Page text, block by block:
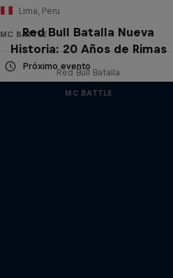
Lima, Peru
MC BATTLE
Próximo evento
Red Bull Batalla Nueva
Historia: 20 Años de Rimas
Red Bull Batalla
MC BATTLE